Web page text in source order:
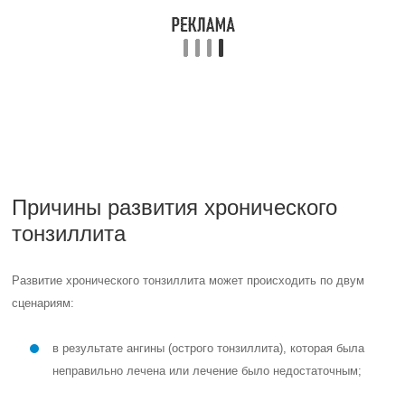
Причины развития хронического
тонзиллита
Развитие хронического тонзиллита может происходить по двум
сценариям:
в результате ангины (острого тонзиллита), которая была
неправильно лечена или лечение было недостаточным;